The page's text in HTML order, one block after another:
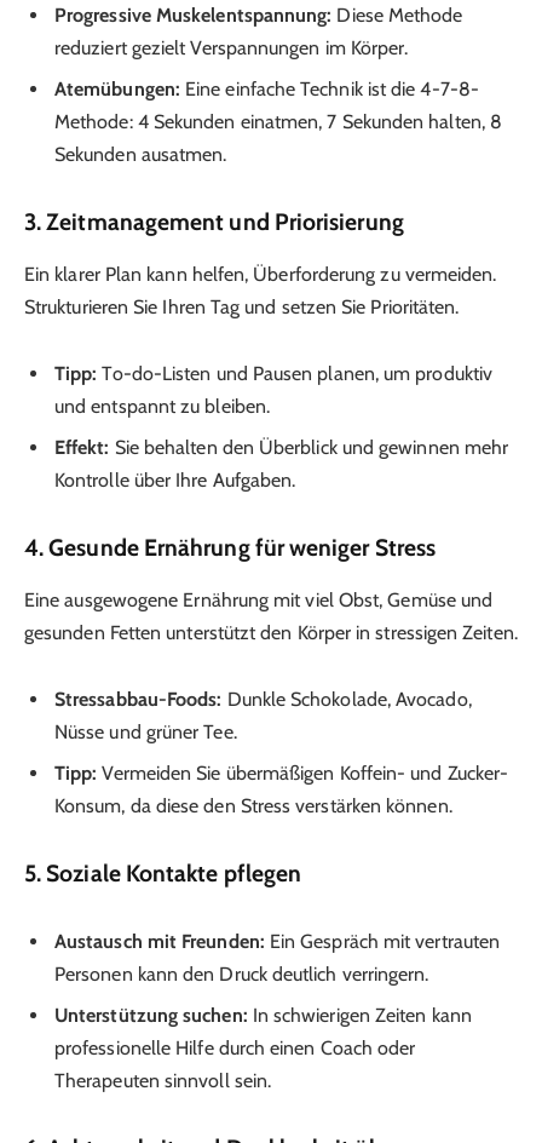
Progressive Muskelentspannung: Diese Methode
reduziert gezielt Verspannungen im Körper.
Atemübungen: Eine einfache Technik ist die 4-7-8-
Methode: 4 Sekunden einatmen, 7 Sekunden halten, 8
Sekunden ausatmen.
3. Zeitmanagement und Priorisierung
Ein klarer Plan kann helfen, Überforderung zu vermeiden.
Strukturieren Sie Ihren Tag und setzen Sie Prioritäten.
Tipp: To-do-Listen und Pausen planen, um produktiv
und entspannt zu bleiben.
Effekt: Sie behalten den Überblick und gewinnen mehr
Kontrolle über Ihre Aufgaben.
4. Gesunde Ernährung für weniger Stress
Eine ausgewogene Ernährung mit viel Obst, Gemüse und
gesunden Fetten unterstützt den Körper in stressigen Zeiten.
Stressabbau-Foods: Dunkle Schokolade, Avocado,
Nüsse und grüner Tee.
Tipp: Vermeiden Sie übermäßigen Koffein- und Zucker-
Konsum, da diese den Stress verstärken können.
5. Soziale Kontakte pflegen
Austausch mit Freunden: Ein Gespräch mit vertrauten
Personen kann den Druck deutlich verringern.
Unterstützung suchen: In schwierigen Zeiten kann
professionelle Hilfe durch einen Coach oder
Therapeuten sinnvoll sein.